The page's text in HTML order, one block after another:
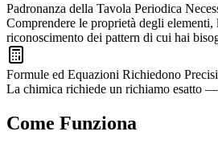
Padronanza della Tavola Periodica
Comprendere le proprietà degli
riconoscimento dei pattern di cui hai
Formule ed Equazioni Richiedono
La chimica richiede un richiamo esatto
Come Funziona